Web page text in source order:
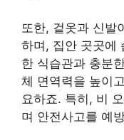
또한, 겉옷과 신발
하며, 집안 곳곳에
한 식습관과 충분
체 면역력을 높이
요하죠. 특히, 비
며 안전사고를 예